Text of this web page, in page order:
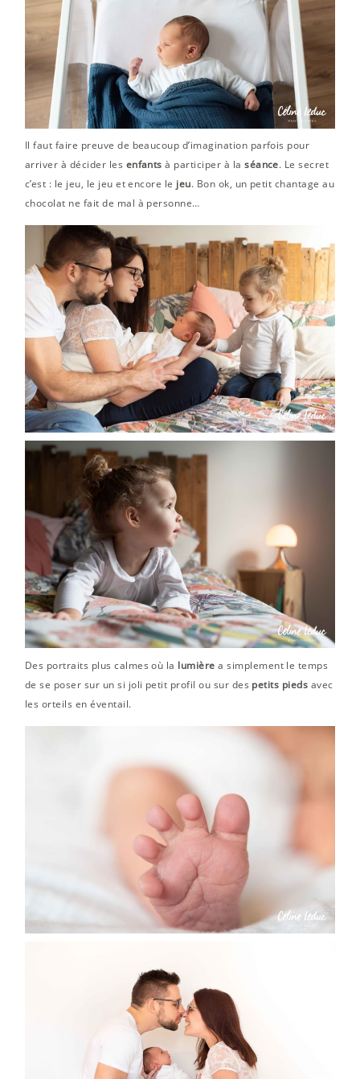
Il faut faire preuve de beaucoup d’imagination parfois pour
arriver à décider les enfants à participer à laséance. Le secret
c’est : le jeu, le jeu et encore le jeu. Bon ok, un petit chantage au
chocolat ne fait de mal à personne…
Des portraits plus calmes où la lumière a simplement le temps
de se poser sur un si joli petit profil ou sur des petits pieds avec
les orteils en éventail.